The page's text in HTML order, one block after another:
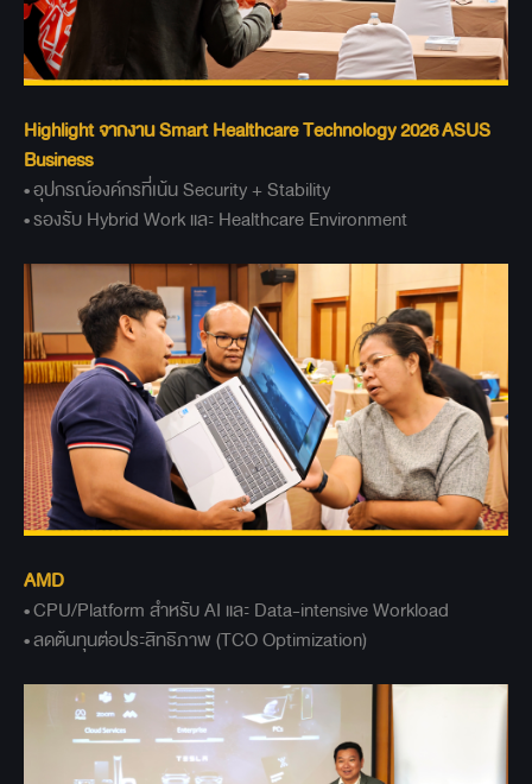
Highlightจากงาน Smart Healthcare Technology 2026ASUS
Business
• อุปกรณ์องค์กรที่เน้น Security + Stability
• รองรับ Hybrid Work และ Healthcare Environment
AMD
• CPU/Platform สำหรับ AI และ Data-intensive Workload
• ลดต้นทุนต่อประสิทธิภาพ (TCO Optimization)